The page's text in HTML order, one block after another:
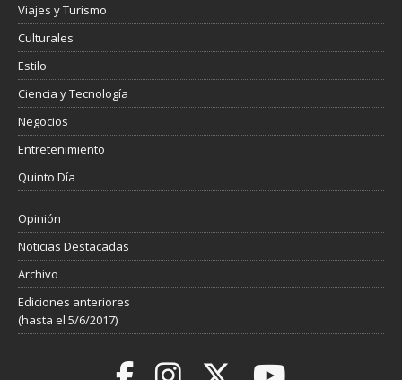
Viajes y Turismo
Culturales
Estilo
Ciencia y Tecnología
Negocios
Entretenimiento
Quinto Día
Opinión
Noticias Destacadas
Archivo
Ediciones anteriores
(hasta el 5/6/2017)